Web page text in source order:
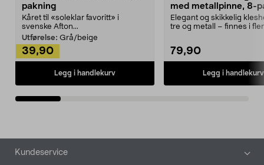
pakning
Kåret til «soleklar favoritt» i
svenske Afton...
Utførelse: Grå/beige
39,90
Legg i handlekurv
med metallpinne, 8-
Elegant og skikkelig
tre og metall – finnes i
79,90
Legg i handlekurv
Bunntekst
Kundeservice